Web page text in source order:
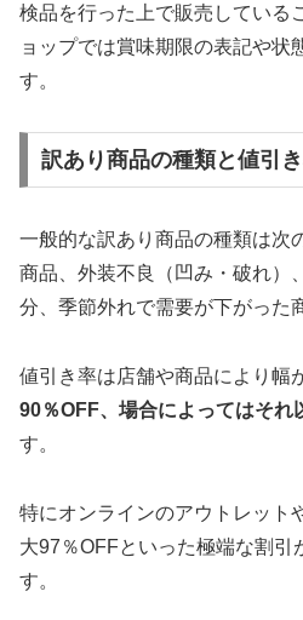
検品を行った上で販売している
ョップでは賞味期限の表記や状
す。
訳あり商品の種類と値引
一般的な訳あり商品の種類は次
商品、外装不良（凹み・破れ）
分、季節外れで需要が下がった
値引き率は店舗や商品により幅
90％OFF、場合によってはそれ
す。
特にオンラインのアウトレット
大97％OFFといった極端な割引
す。